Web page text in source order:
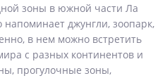
зоны в южной части Ла
джунгли, зоопарк,
в нем можно встретить
с разных континентов и
прогулочные зоны,